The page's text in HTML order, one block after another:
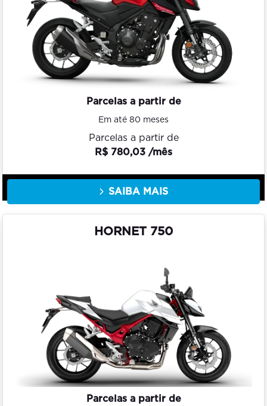
Parcelas a partir de
Em até 80 meses
Parcelas a partir de
R$ 780,03 /mês
SAIBA MAIS
HORNET 750
Parcelas a partir de